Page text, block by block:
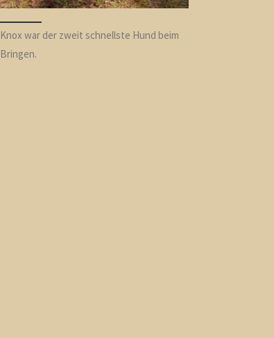
Knox war der zweit schnellste Hund beim
Bringen.